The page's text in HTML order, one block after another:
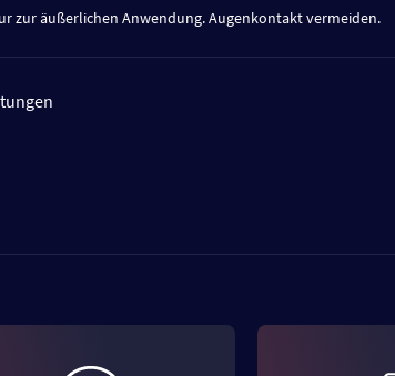
zur äußerlichen Anwendung. Augenkontakt vermeiden.